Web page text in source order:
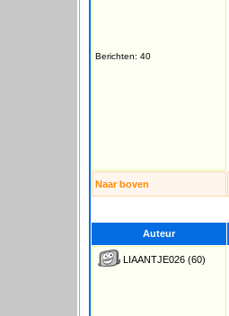
Berichten: 40
Naar boven
Auteur
LIAANTJE026 (60)